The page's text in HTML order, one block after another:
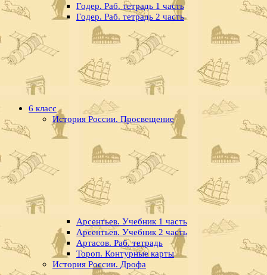
Годер. Раб. тетрадь 1 часть
Годер. Раб. тетрадь 2 часть
6 класс
История России. Просвещение
Арсентьев. Учебник 1 часть
Арсентьев. Учебник 2 часть
Артасов. Раб. тетрадь
Тороп. Контурные карты
История России. Дрофа